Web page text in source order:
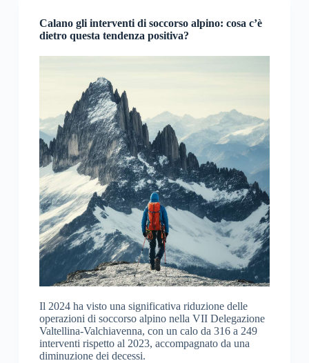
Calano gli interventi di soccorso alpino: cosa c’è
dietro questa tendenza positiva?
Il 2024 ha visto una significativa riduzione delle
operazioni di soccorso alpino nella VII Delegazione
Valtellina-Valchiavenna, con un calo da 316 a 249
interventi rispetto al 2023, accompagnato da una
diminuzione dei decessi.